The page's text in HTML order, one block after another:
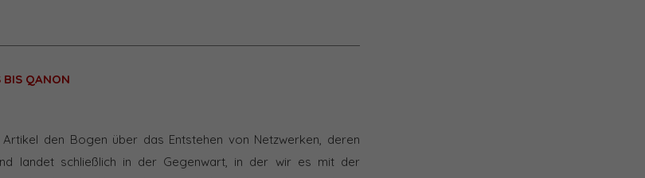
BIS QANON
den Bogen über das Entstehen von Netzwerken, deren
landet schließlich in der Gegenwart, in der wir es mit der